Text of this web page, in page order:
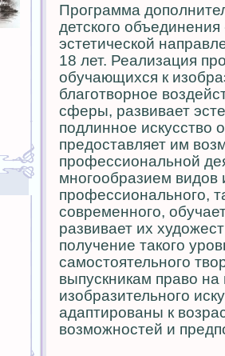
Программа
детского
эстетической
18 лет. Реализация
обучающихся к
благотворное
сферы, развивает
подлинное искусство
предоставляет им
профессиональной
многообразием видов
профессионального,
современного,
развивает их
получение такого
самостоятельного
выпускникам право
изобразительного
адаптированы к
возможностей и